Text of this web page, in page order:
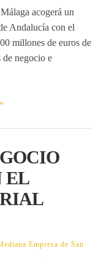
acogerá un
Andalucía con el
millones de euros de
de negocio e
EL
Empresa de San